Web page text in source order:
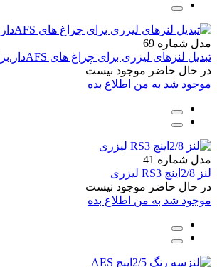
مدل شماره 69
تبدیل لنزهای لیزری برای چراغ های AFSدار.براکت.
در حال حاضر موجود نیست
موجود شد به من اطلاع بده
مدل شماره 41
لنز 2/8اینچ RS3 لیزری
در حال حاضر موجود نیست
موجود شد به من اطلاع بده